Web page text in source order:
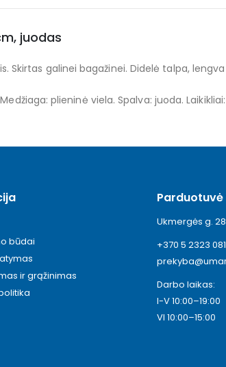
juodas
Skirtas galinei bagažinei. Didelė talpa,
plieninė viela. Spalva: juoda.
būdai
ir grąžinimas
Parduotuvė
Ukmergės g.
+370 5 2323 081
Darbo laikas:
I-V 10:00–19:00
VI 10:00–15:00